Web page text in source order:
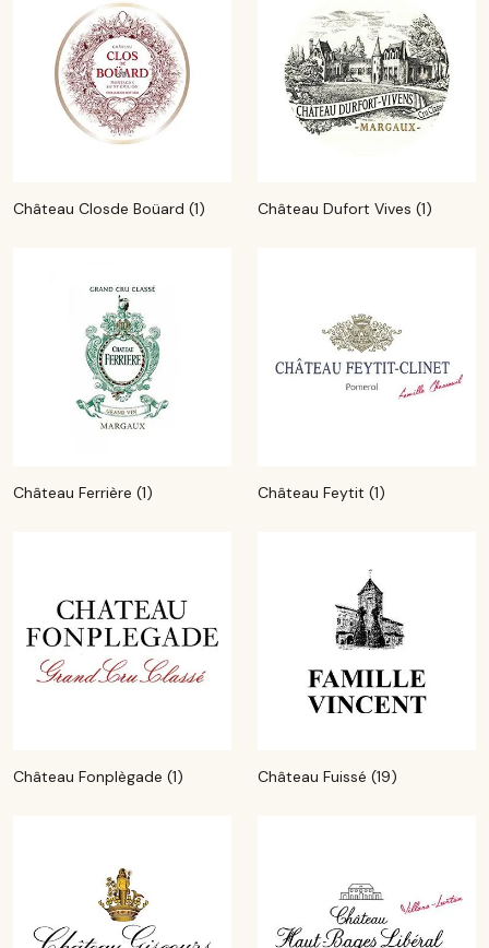
Château Closde Boüard (1) Château Dufort Vives (1)
Château Ferrière (1) Château Feytit (1)
Château Fonplègade (1) Château Fuissé (19)